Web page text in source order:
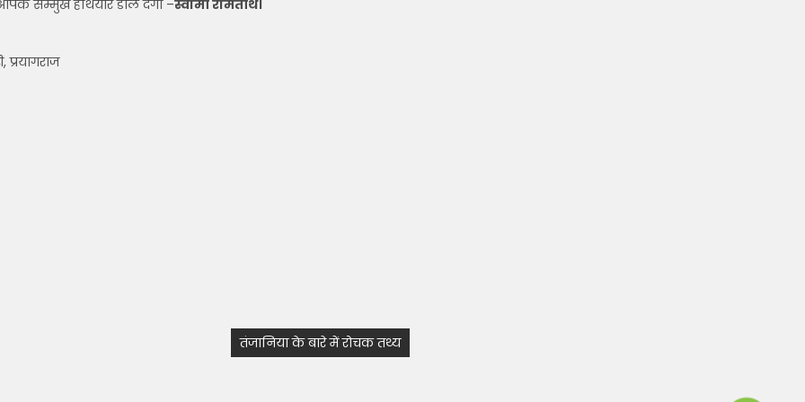
आपके सम्मुख हथियार डाल देगा –स्वामी रामतीर्थ।
तंजानिया के बारे में रोचक तथ्य